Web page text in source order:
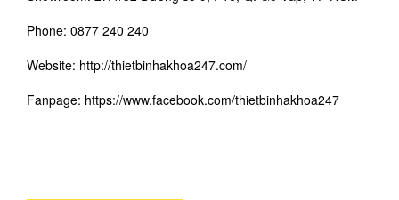
Phone: 0877 240 240
Website: http://thietbinhakhoa247.com/
Fanpage: https://www.facebook.com/thietbinhakhoa247